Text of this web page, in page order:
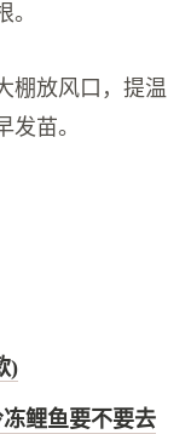
棚放风口，提温
苗。
)
鲤鱼要不要去